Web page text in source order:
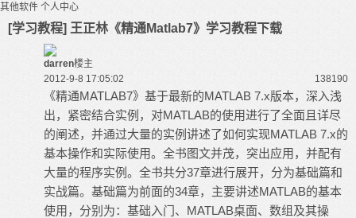
其他软件 个人中心
[学习教程] 王正林《精通Matlab7》学习教程下载
darren楼主
2012-9-8 17:05:02
138190
《精通MATLAB7》基于最新的MATLAB 7.x版本，深入浅
出，紧密结合实例，对MATLAB的使用进行了全面且详尽
的阐述，并通过大量的实例讲述了如何实现MATLAB 7.x的
基本操作和实际使用。全书图文并茂，突出应用，并配有
大量的程序实例。全书共分37章进行展开，分为基础篇和
实战篇。基础篇为前面的34章，主要讲述MATLAB的基本
使用，分别为：基础入门、MATLAB桌面、数组及其操